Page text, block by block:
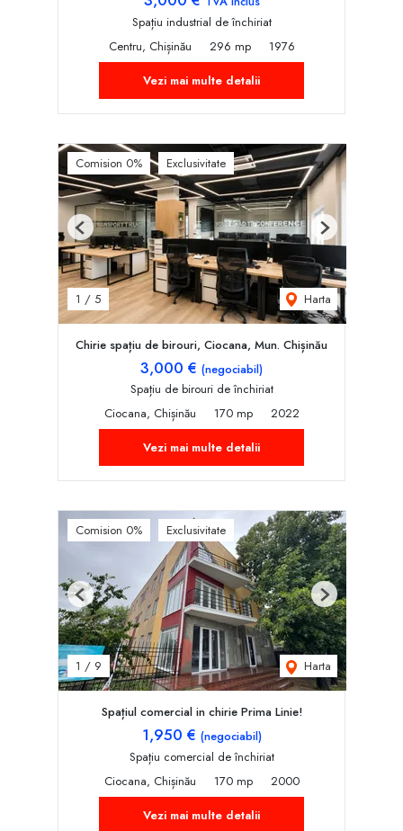
Spațiu industrial de închiriat
Centru, Chișinău
296 mp
1976
Vezi mai multe detalii
Comision 0% Exclusivitate
1 / 5 Harta
Previous Next
Chirie spațiu de birouri, Ciocana, Mun. Chișinău
3,000 € (negociabil)
Spațiu de birouri de închiriat
Ciocana, Chișinău
170 mp
2022
Vezi mai multe detalii
Comision 0% Exclusivitate
1 / 9 Harta
Previous Next
Spațiul comercial in chirie Prima Linie!
1,950 € (negociabil)
Spațiu comercial de închiriat
Ciocana, Chișinău
170 mp
2000
Vezi mai multe detalii